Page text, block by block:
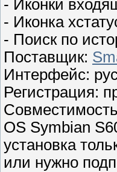
- Иконки
- Иконка
- Поиск по
Поставщик:
Интерфейс:
Регистрация:
OS Symbian
установка
или нужно